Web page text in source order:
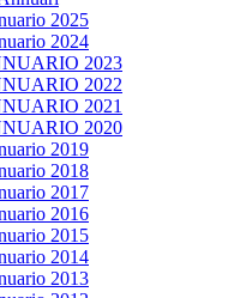
2025
2024
2023
2022
2021
2020
2019
2018
2017
2016
2015
2014
2013